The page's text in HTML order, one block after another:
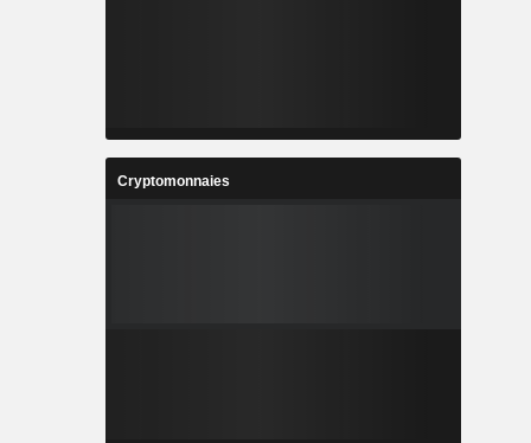
Cryptomonnaies